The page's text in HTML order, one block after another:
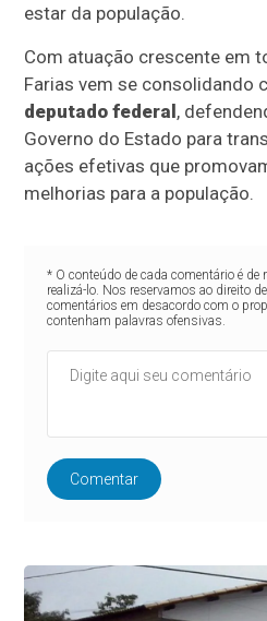
estar da população.
Com atuação crescente em
Farias vem se consolidando
deputado federal,
Governo do Estado para
ações efetivas que
melhorias para a população.
* O conteúdo de cada comentário é
realizá-lo. Nos reservamos ao direito
comentários em desacordo com o
contenham palavras ofensivas.
Comentar